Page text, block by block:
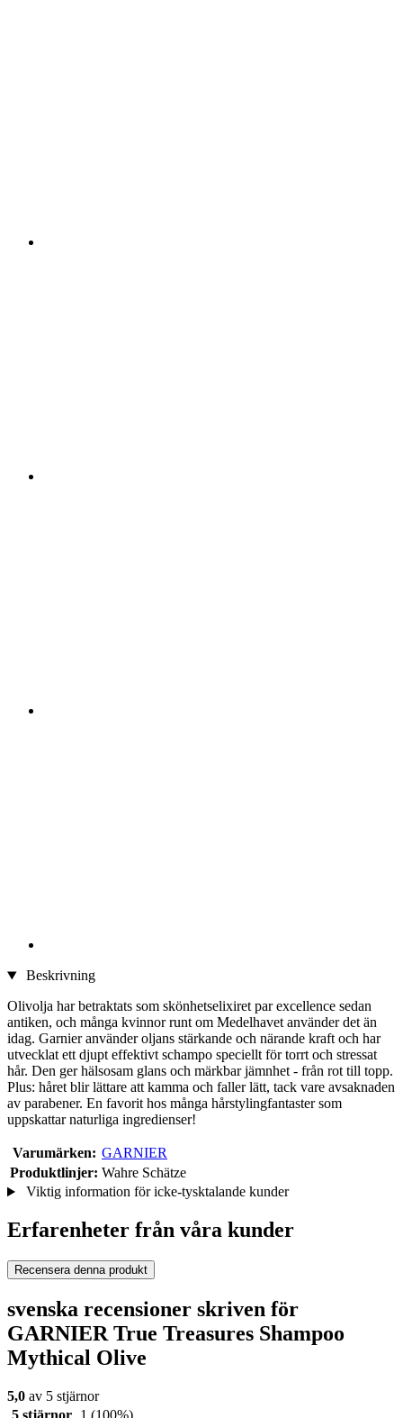
Beskrivning
Olivolja har betraktats som skönhetselixiret par excellence sedan
antiken, och många kvinnor runt om Medelhavet använder det än
idag. Garnier använder oljans stärkande och närande kraft och har
utvecklat ett djupt effektivt schampo speciellt för torrt och stressat
hår. Den ger hälsosam glans och märkbar jämnhet - från rot till topp.
Plus: håret blir lättare att kamma och faller lätt, tack vare avsaknaden
av parabener. En favorit hos många hårstylingfantaster som
uppskattar naturliga ingredienser!
Varumärken: GARNIER
Produktlinjer: Wahre Schätze
Viktig information för icke-tysktalande kunder
Erfarenheter från våra kunder
Recensera denna produkt
svenska recensioner skriven för
GARNIER True Treasures Shampoo
Mythical Olive
5,0 av 5 stjärnor
5 stjärnor
1 (100%)